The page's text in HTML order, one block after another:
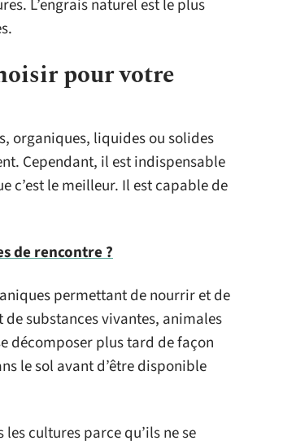
L’engrais naturel est le plus
pour votre
organiques, liquides ou solides
Cependant, il est indispensable
c’est le meilleur. Il est capable de
de rencontre ?
permettant de nourrir et de
substances vivantes, animales
décomposer plus tard de façon
le sol avant d’être disponible
cultures parce qu’ils ne se